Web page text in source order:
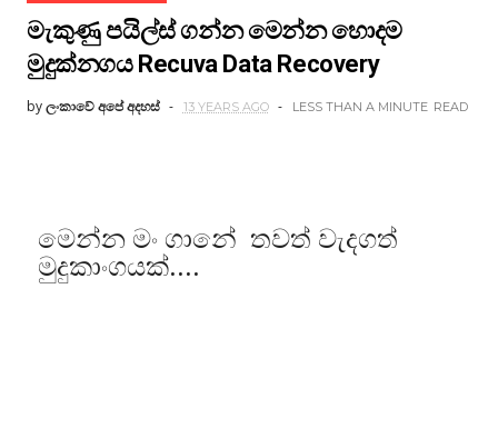
මැකුණු පයිල්ස් ගන්න මෙන්න හොදම
මුදුක්නගය Recuva Data Recovery
byලංකාවේ අපේ අදහස් 13 YEARS AGO LESS THAN A MINUTE READ
මෙන්න මං ගානේ තවත් වැදගත්
මුදුකාංගයක්....